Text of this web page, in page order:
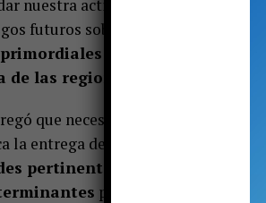
nuestra actividad frente a la
futuros sobre miles de empleos
de los gobiernos
de las regiones en general”.
que necesitan el apoyo a la
la entrega de recursos:
“El
pertinentes -que no sugieren
para el éxito de